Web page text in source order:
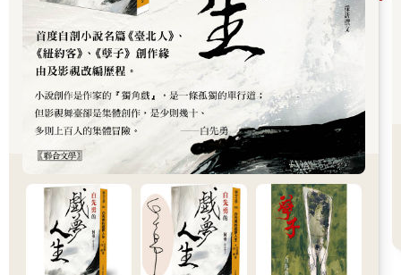
要了三個燉牛腸麵包(panino con Lampredotto)、三個煮牛肉麵包
(panino con Bollito)、以及1公升的奇揚地紅酒(Chianti)…。
旗開得勝之後，我更加有信心擠向三明治師傅的處理櫃台，大聲
叫出我的注文內容，並且豪氣干雲地為醬汁選擇了tutte le salse。
只見師傅拿起一個圓麵包，腰上用刀劃出一個缺口，叉子從鍋中
挑出一大塊牛肉，痛快地切了十來片(後來我們發現麵包夾的牛肉
幾乎有半磅以上)，夾入麵包中，再對著牛肉澆上紅、綠兩種醬
汁，最後再把整個麵包拿進鍋中沾一下牛肉汁，才包進紙張中，
完成了一個煮牛肉麵包。接著製作燉牛腸麵包，師傅用大叉叉出
一串像生腸一樣的內臟，已經燉煮成紅色(應該是和蕃茄一起燉煮
的結果)，一樣豪快地切了十數刀，鼓鼓地塞滿了一個麵包。我要
的紅酒則是從一個大桶裡像水龍頭一樣流出，注入一個大玻璃瓶
裡。沒多久，我們捧著堆如山積的戰利品，走向臨近的公共桌